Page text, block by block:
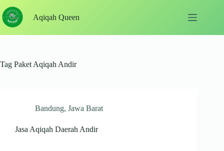
to
content
Aqiqah Queen
Tag Paket Aqiqah Andir
Bandung, Jawa Barat
Jasa Aqiqah Daerah Andir